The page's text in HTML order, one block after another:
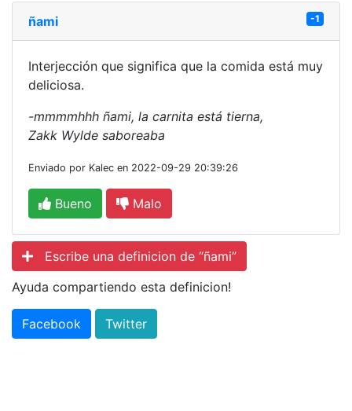
ñami -1
Interjección que significa que la comida está muy
deliciosa.
-mmmmhhh ñami, la carnita está tierna,
Zakk Wylde saboreaba
Enviado por Kalec en 2022-09-29 20:39:26
Bueno Malo
Escribe una definicion de “ñami”
Ayuda compartiendo esta definicion!
Facebook Twitter